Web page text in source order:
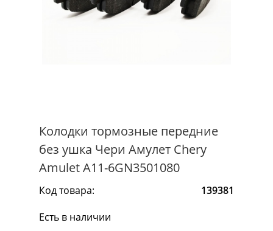
Колодки тормозные передние
без ушка Чери Амулет Chery
Amulet A11-6GN3501080
Код товара:
139381
Есть в наличии